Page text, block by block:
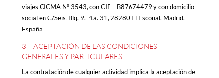
viajes CICMA Nº 3543, con CIF – B87674479 y con domicilio
social en C/Seis, Blq. 9, Pta. 31, 28280 El Escorial, Madrid,
España.
3 – ACEPTACIÓN DE LAS CONDICIONES
GENERALES Y PARTICULARES
La contratación de cualquier actividad implica la aceptación de